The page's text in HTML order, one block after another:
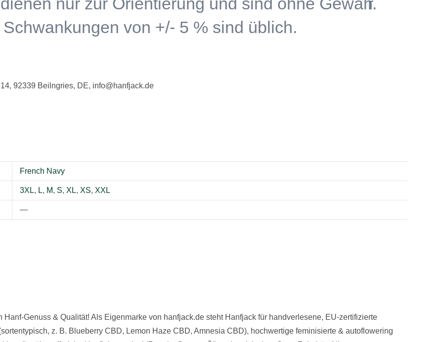
92339 Beilngries, DE, info@hanfjack.de
French Navy
3XL, L, M, S, XL, XS, XXL
—
Genuss & Qualität! Als Eigenmarke von hanfjack.de steht Hanfjack für handverlesene, EU-zertifizierte
z. B. Blueberry CBD, Lemon Haze CBD, Amnesia CBD), hochwertige feminisierte & autoflowering